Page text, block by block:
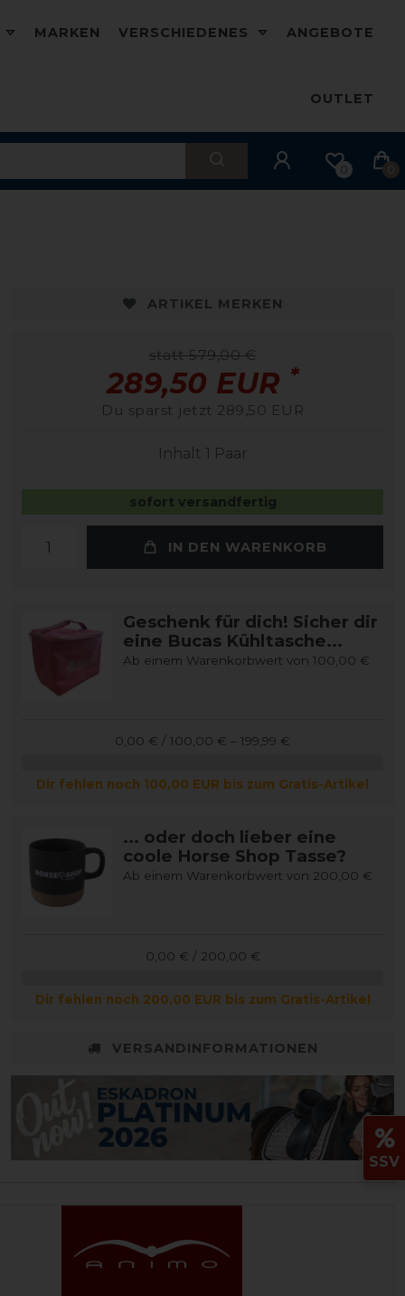
MARKEN VERSCHIEDENES ANGEBOTE
OUTLET
0 0
ARTIKEL MERKEN
statt 579,00 €
289,50 EUR *
Du sparst jetzt 289,50 EUR
Inhalt 1 Paar
sofort versandfertig
IN DEN WARENKORB
Geschenk für dich! Sicher dir
eine Bucas Kühltasche...
Ab einem Warenkorbwert von 100,00 €
0,00 € / 100,00 € – 199,99 €
Dir fehlen noch 100,00 EUR bis zum Gratis-Artikel
... oder doch lieber eine
coole Horse Shop Tasse?
Ab einem Warenkorbwert von 200,00 €
0,00 € / 200,00 €
Dir fehlen noch 200,00 EUR bis zum Gratis-Artikel
VERSANDINFORMATIONEN
SSV